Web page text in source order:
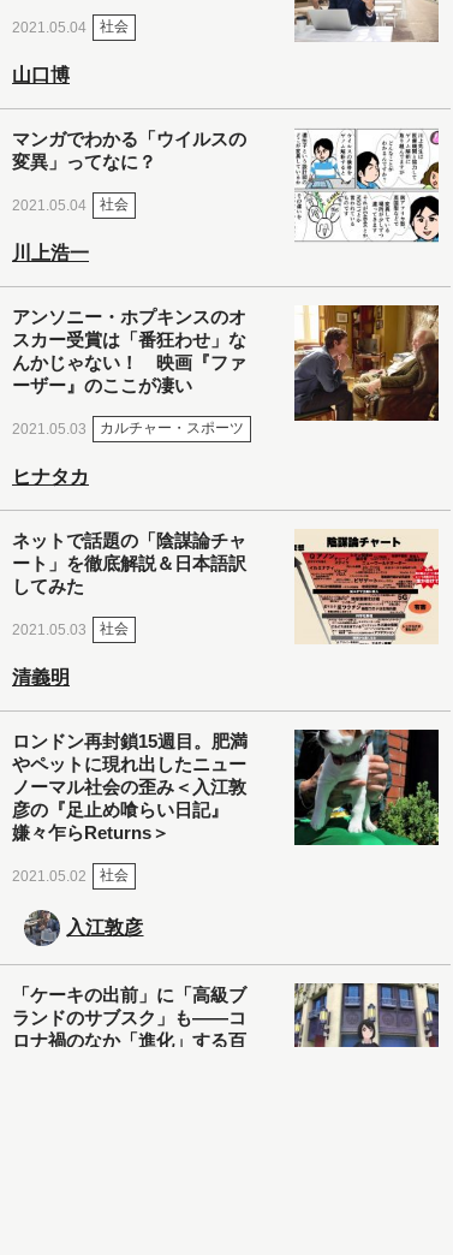
2021.05.04 社会
山口博
マンガでわかる「ウイルスの
変異」ってなに？
2021.05.04 社会
川上浩一
アンソニー・ホプキンスのオ
スカー受賞は「番狂わせ」な
んかじゃない！ 映画『ファ
ーザー』のここが凄い
2021.05.03 カルチャー・スポーツ
ヒナタカ
ネットで話題の「陰謀論チャ
ート」を徹底解説＆日本語訳
してみた
2021.05.03 社会
清義明
ロンドン再封鎖15週目。肥満
やペットに現れ出したニュー
ノーマル社会の歪み＜入江敦
彦の『足止め喰らい日記』
嫌々乍らReturns＞
2021.05.02 社会
入江敦彦
「ケーキの出前」に「高級ブ
ランドのサブスク」も――コ
ロナ禍のなか「進化」する百